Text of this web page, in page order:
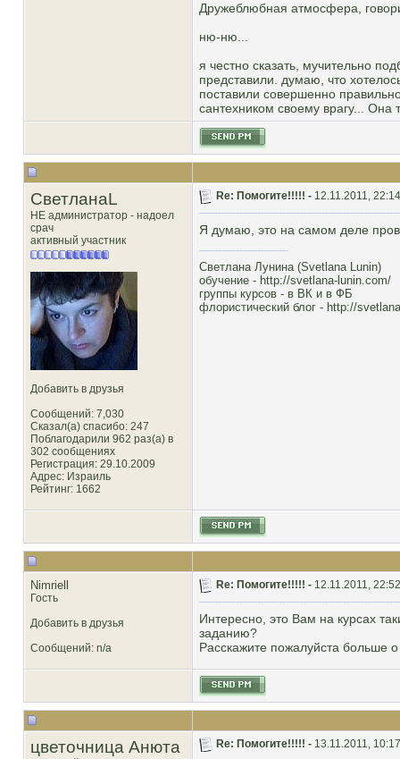
Дружеблюбная атмосфера,
ню-ню...
я честно сказать, мучительно
представили. думаю, что
поставили совершенно
сантехником своему врагу... Она
СветланаL
НЕ администратор - надоел
срач
активный участник
Добавить в друзья
Сообщений: 7,030
Сказал(а) спасибо: 247
Поблагодарили 962 раз(а) в
302 сообщениях
Регистрация: 29.10.2009
Адрес: Израиль
Рейтинг: 1662
Re: Помогите!!!!! - 12.11.2011, 22:14
Я думаю, это на самом деле
Светлана Лунина (Svetlana Lunin)
обучение - http://svetlana-lunin.com/
группы курсов - в ВК и в ФБ
флористический блог - http://
Nimriell
Гость
Добавить в друзья
Сообщений: n/a
Re: Помогите!!!!! - 12.11.2011, 22:52
Интересно, это Вам на курсах
заданию?
Расскажите пожалуйста больше
цветочница Анюта Re: Помогите!!!!! - 13.11.2011, 10:17